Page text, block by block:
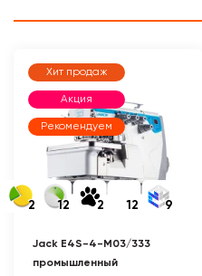
Хит продаж
Акция
Рекомендуем
2 12 2 12 9
Jack E4S-4-M03/333
промышленный